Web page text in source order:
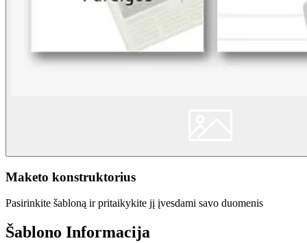
Maketo konstruktorius
Pasirinkite šabloną ir pritaikykite jį įvesdami savo duomenis
Šablono Informacija